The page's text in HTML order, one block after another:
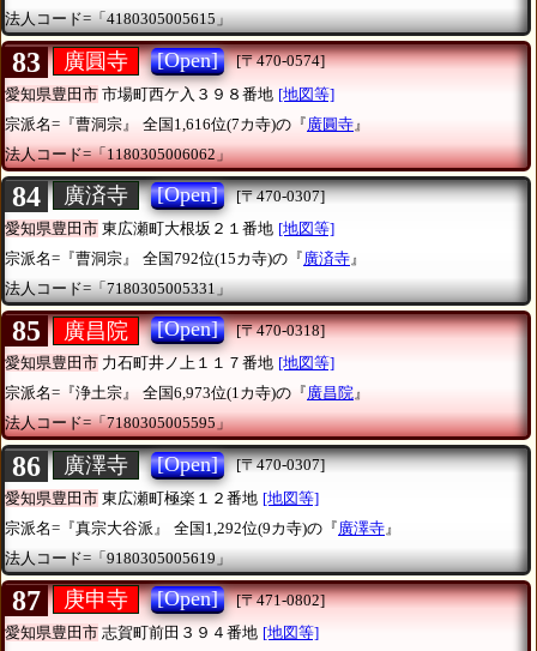
法人コード=「4180305005615」
83 廣圓寺 [Open]
[〒470-0574]
愛知県豊田市 市場町西ケ入３９８番地 [地図等]
宗派名=『曹洞宗』
全国1,616位(7カ寺)の『廣圓寺 』
法人コード=「1180305006062」
84 廣済寺 [Open]
[〒470-0307]
愛知県豊田市 東広瀬町大根坂２１番地 [地図等]
宗派名=『曹洞宗』
全国792位(15カ寺)の『 廣済寺 』
法人コード=「7180305005331」
85 廣昌院 [Open]
[〒470-0318]
愛知県豊田市 力石町井ノ上１１７番地 [地図等]
宗派名=『浄土宗』
全国6,973位(1カ寺)の『廣昌院』
法人コード=「7180305005595」
86 廣澤寺 [Open]
[〒470-0307]
愛知県豊田市 東広瀬町極楽１２番地 [地図等]
宗派名=『真宗大谷派』
全国1,292位(9カ寺)の『 廣澤寺 』
法人コード=「9180305005619」
87 庚申寺 [Open]
[〒471-0802]
愛知県豊田市 志賀町前田３９４番地 [地図等]